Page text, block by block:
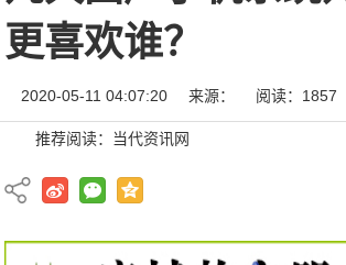
更喜欢谁？
2020-05-11 04:07:20 来源： 阅读：1857
推荐阅读： 当代资讯网